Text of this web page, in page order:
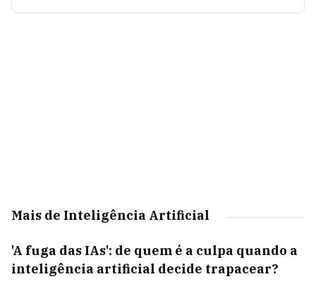
Mais de Inteligência Artificial
'A fuga das IAs': de quem é a culpa quando a
inteligência artificial decide trapacear?